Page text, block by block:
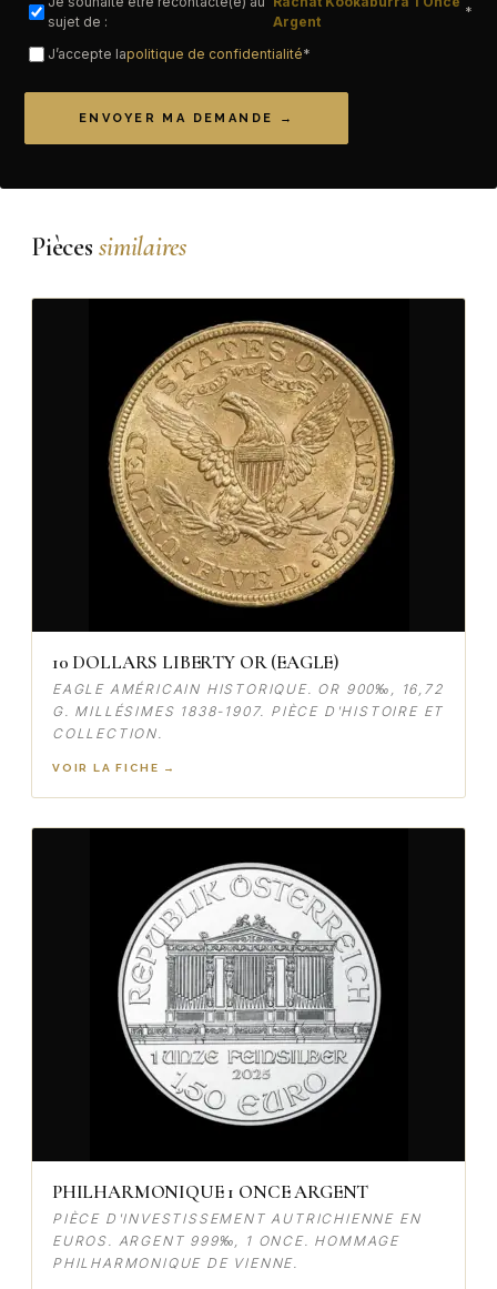
sujet de :
Argent
*
J’accepte lapolitique de confidentialité*
ENVOYER MA DEMANDE →
Piècessimilaires
10 DOLLARS LIBERTY OR (EAGLE)
EAGLE AMÉRICAIN HISTORIQUE. OR 900‰, 16,72
G. MILLÉSIMES 1838-1907. PIÈCE D'HISTOIRE ET
COLLECTION.
VOIR LA FICHE →
PHILHARMONIQUE 1 ONCE ARGENT
PIÈCE D'INVESTISSEMENT AUTRICHIENNE EN
EUROS. ARGENT 999‰, 1 ONCE. HOMMAGE
PHILHARMONIQUE DE VIENNE.